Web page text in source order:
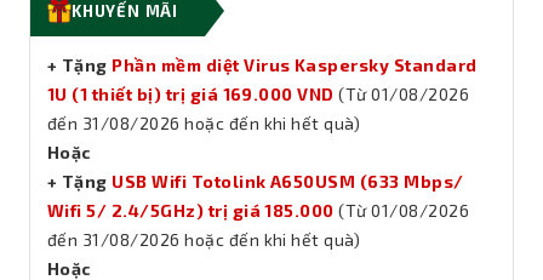
KHUYẾN MÃI
+ Tặng Phần mềm diệt Virus Kaspersky Standard
1U (1 thiết bị) trị giá 169.000 VND (Từ 01/08/2026
đến 31/08/2026 hoặc đến khi hết quà)
Hoặc
+ Tặng USB Wifi Totolink A650USM (633 Mbps/
Wifi 5/ 2.4/5GHz) trị giá 185.000 (Từ 01/08/2026
đến 31/08/2026 hoặc đến khi hết quà)
Hoặc